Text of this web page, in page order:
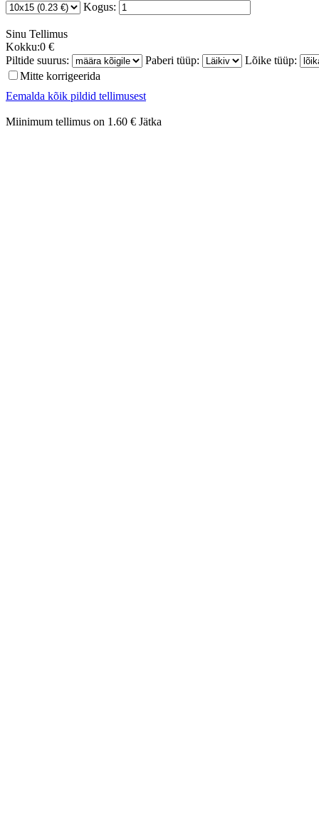
Kogus:
Sinu Tellimus
Kokku:0 €
Piltide suurus:
Paberi tüüp:
Lõike tüüp:
Mitte korrigeerida
Eemalda kõik pildid tellimusest
Miinimum tellimus on 1.60 € Jätka